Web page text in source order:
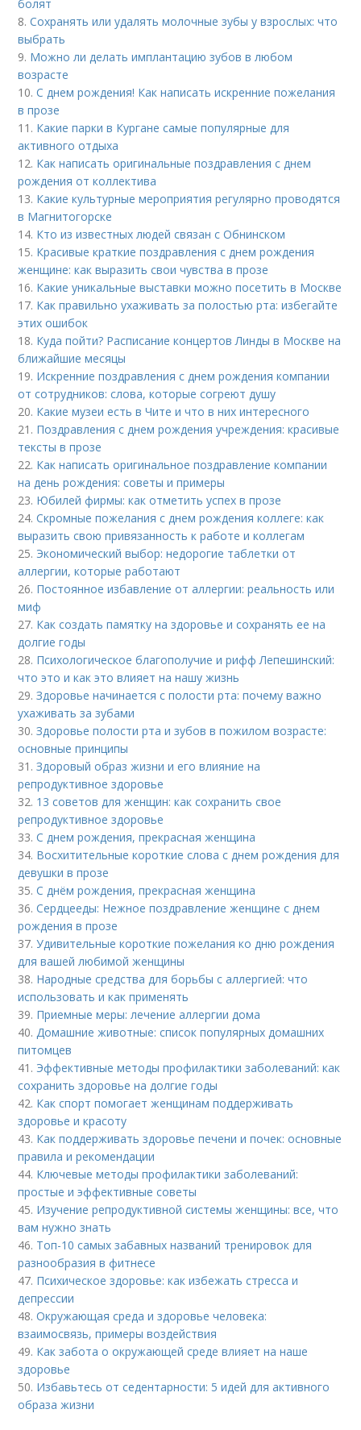
болят
8.Сохранять или удалять молочные зубы у взрослых: что
выбрать
9. Можно ли делать имплантацию зубов в любом
возрасте
10.С днем рождения! Как написать искренние пожелания
в прозе
11. Какие парки в Кургане самые популярные для
активного отдыха
12. Как написать оригинальные поздравления с днем
рождения от коллектива
13. Какие культурные мероприятия регулярно проводятся
в Магнитогорске
14. Кто из известных людей связан с Обнинском
15. Красивые краткие поздравления с днем рождения
женщине: как выразить свои чувства в прозе
16. Какие уникальные выставки можно посетить в Москве
17. Как правильно ухаживать за полостью рта: избегайте
этих ошибок
18. Куда пойти? Расписание концертов Линды в Москве на
ближайшие месяцы
19. Искренние поздравления с днем рождения компании
от сотрудников: слова, которые согреют душу
20. Какие музеи есть в Чите и что в них интересного
21. Поздравления с днем рождения учреждения: красивые
тексты в прозе
22. Как написать оригинальное поздравление компании
на день рождения: советы и примеры
23. Юбилей фирмы: как отметить успех в прозе
24.Скромные пожелания с днем рождения коллеге: как
выразить свою привязанность к работе и коллегам
25. Экономический выбор: недорогие таблетки от
аллергии, которые работают
26. Постоянное избавление от аллергии: реальность или
миф
27. Как создать памятку на здоровье и сохранять ее на
долгие годы
28. Психологическое благополучие и рифф Лепешинский:
что это и как это влияет на нашу жизнь
29.Здоровье начинается с полости рта: почему важно
ухаживать за зубами
30.Здоровье полости рта и зубов в пожилом возрасте:
основные принципы
31.Здоровый образ жизни и его влияние на
репродуктивное здоровье
32. 13 советов для женщин: как сохранить свое
репродуктивное здоровье
33.С днем рождения, прекрасная женщина
34. Восхитительные короткие слова с днем рождения для
девушки в прозе
35.С днём рождения, прекрасная женщина
36.Сердцееды: Нежное поздравление женщине с днем
рождения в прозе
37.Удивительные короткие пожелания ко дню рождения
для вашей любимой женщины
38. Народные средства для борьбы с аллергией: что
использовать и как применять
39. Приемные меры: лечение аллергии дома
40.Домашние животные: список популярных домашних
питомцев
41. Эффективные методы профилактики заболеваний: как
сохранить здоровье на долгие годы
42. Как спорт помогает женщинам поддерживать
здоровье и красоту
43. Как поддерживать здоровье печени и почек: основные
правила и рекомендации
44. Ключевые методы профилактики заболеваний:
простые и эффективные советы
45. Изучение репродуктивной системы женщины: все, что
вам нужно знать
46. Топ-10 самых забавных названий тренировок для
разнообразия в фитнесе
47. Психическое здоровье: как избежать стресса и
депрессии
48.Окружающая среда и здоровье человека:
взаимосвязь, примеры воздействия
49. Как забота о окружающей среде влияет на наше
здоровье
50. Избавьтесь от седентарности: 5 идей для активного
образа жизни